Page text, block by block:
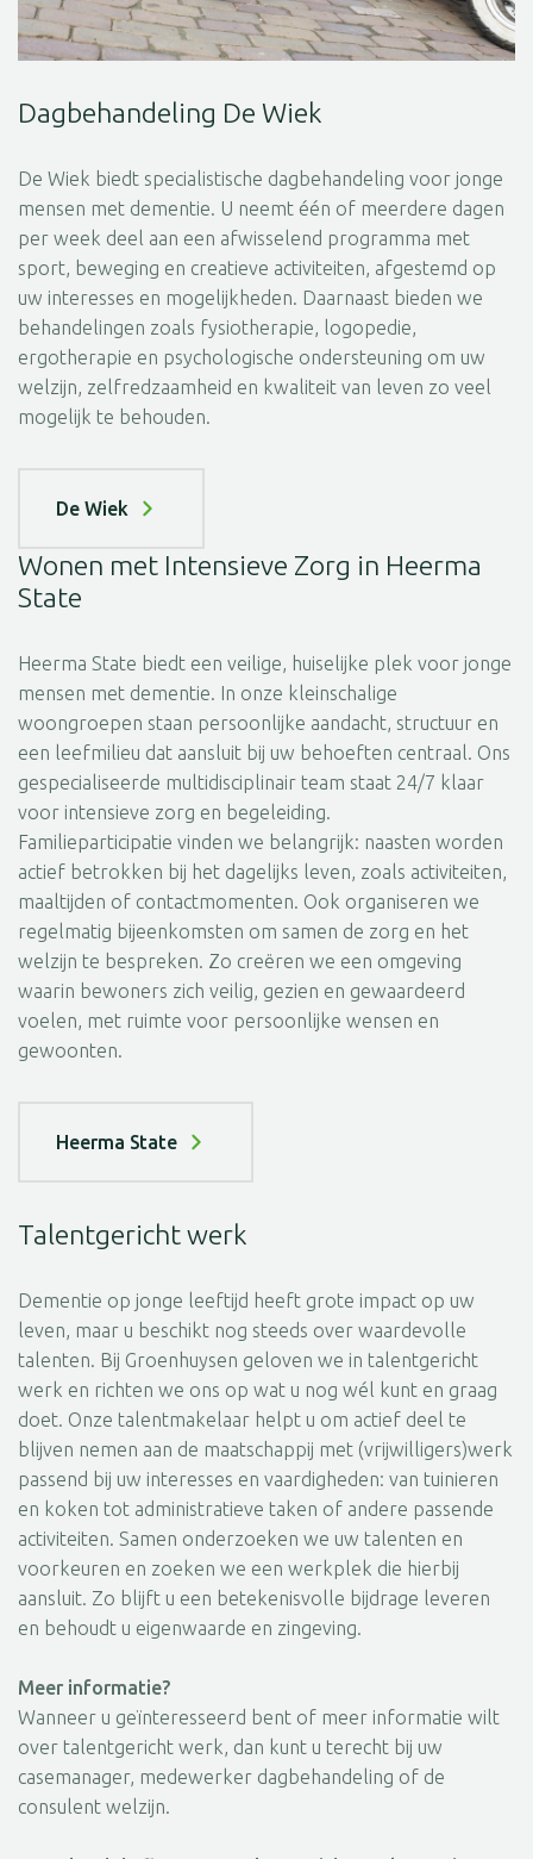
Dagbehandeling De Wiek
De Wiek biedt specialistische dagbehandeling voor jonge
mensen met dementie. U neemt één of meerdere dagen
per week deel aan een afwisselend programma met
sport, beweging en creatieve activiteiten, afgestemd op
uw interesses en mogelijkheden. Daarnaast bieden we
behandelingen zoals fysiotherapie, logopedie,
ergotherapie en psychologische ondersteuning om uw
welzijn, zelfredzaamheid en kwaliteit van leven zo veel
mogelijk te behouden.
De Wiek
Wonen met Intensieve Zorg in Heerma
State
Heerma State biedt een veilige, huiselijke plek voor jonge
mensen met dementie. In onze kleinschalige
woongroepen staan persoonlijke aandacht, structuur en
een leefmilieu dat aansluit bij uw behoeften centraal. Ons
gespecialiseerde multidisciplinair team staat 24/7 klaar
voor intensieve zorg en begeleiding.
Familieparticipatie vinden we belangrijk: naasten worden
actief betrokken bij het dagelijks leven, zoals activiteiten,
maaltijden of contactmomenten. Ook organiseren we
regelmatig bijeenkomsten om samen de zorg en het
welzijn te bespreken. Zo creëren we een omgeving
waarin bewoners zich veilig, gezien en gewaardeerd
voelen, met ruimte voor persoonlijke wensen en
gewoonten.
Heerma State
Talentgericht werk
Dementie op jonge leeftijd heeft grote impact op uw
leven, maar u beschikt nog steeds over waardevolle
talenten. Bij Groenhuysen geloven we in talentgericht
werk en richten we ons op wat u nog wél kunt en graag
doet. Onze talentmakelaar helpt u om actief deel te
blijven nemen aan de maatschappij met (vrijwilligers)werk
passend bij uw interesses en vaardigheden: van tuinieren
en koken tot administratieve taken of andere passende
activiteiten. Samen onderzoeken we uw talenten en
voorkeuren en zoeken we een werkplek die hierbij
aansluit. Zo blijft u een betekenisvolle bijdrage leveren
en behoudt u eigenwaarde en zingeving.
Meer informatie?
Wanneer u geïnteresseerd bent of meer informatie wilt
over talentgericht werk, dan kunt u terecht bij uw
casemanager, medewerker dagbehandeling of de
consulent welzijn.